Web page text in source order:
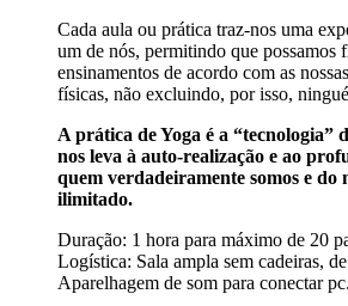
Cada aula ou prática traz-nos uma
um de nós, permitindo que possamos
ensinamentos de acordo com as
físicas, não excluindo, por isso,
A prática de Yoga é a “tecnologia”
nos leva à auto-realização e ao
quem verdadeiramente somos e do
ilimitado.
Duração: 1 hora para máximo de 20
Logística: Sala ampla sem cadeiras,
Aparelhagem de som para conectar pc.